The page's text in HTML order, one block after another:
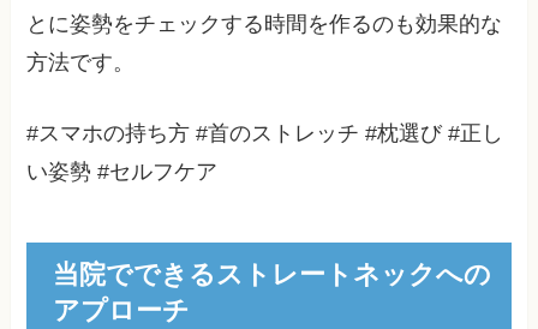
とに姿勢をチェックする時間を作るのも効果的な
方法です。
#スマホの持ち方 #首のストレッチ #枕選び #正し
い姿勢 #セルフケア
当院でできるストレートネックへの
アプローチ